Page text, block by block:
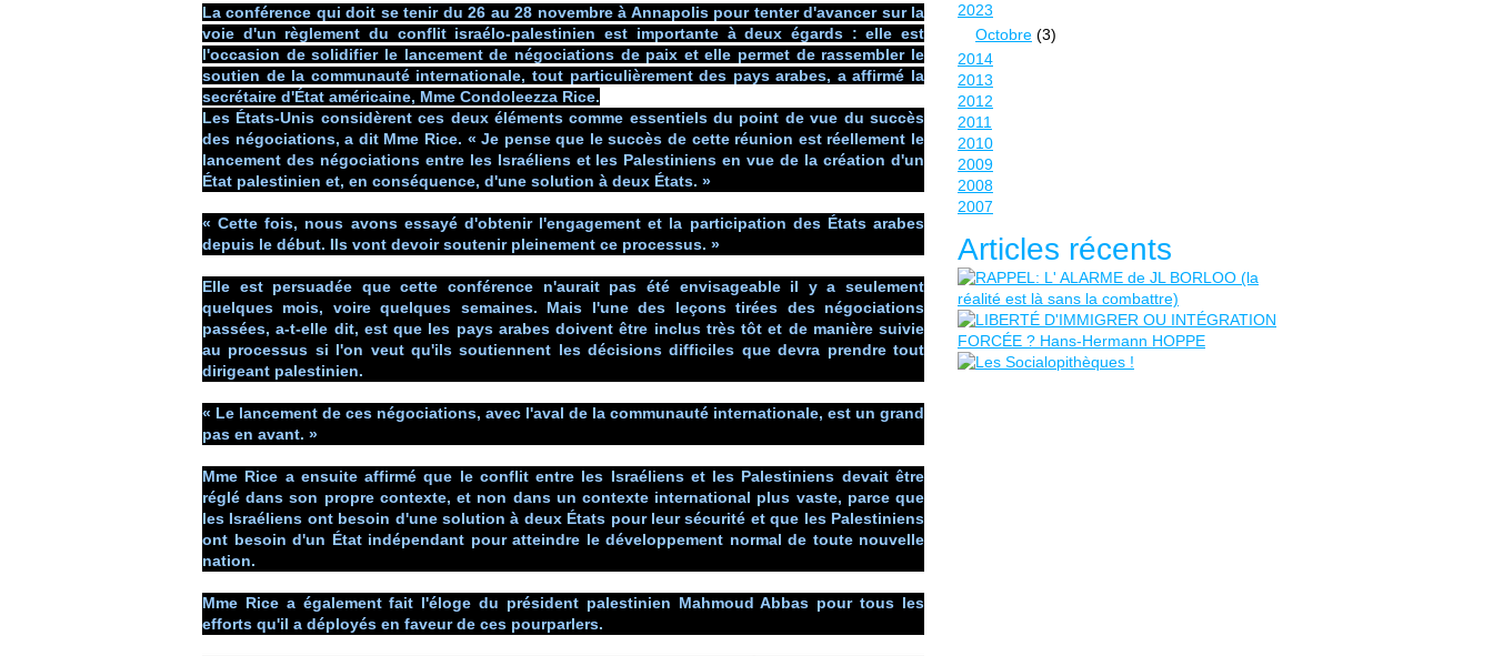
La conférence qui doit se tenir du 26 au 28 novembre à Annapolis pour tenter d'avancer sur la
voie d'un règlement du conflit israélo-palestinien est importante à deux égards : elle est
l'occasion de solidifier le lancement de négociations de paix et elle permet de rassembler le
soutien de la communauté internationale, tout particulièrement des pays arabes, a affirmé la
secrétaire d'État américaine, Mme Condoleezza Rice.
Les États-Unis considèrent ces deux éléments comme essentiels du point de vue du succès
des négociations, a dit Mme Rice. « Je pense que le succès de cette réunion est réellement le
lancement des négociations entre les Israéliens et les Palestiniens en vue de la création d'un
État palestinien et, en conséquence, d'une solution à deux États. »
« Cette fois, nous avons essayé d'obtenir l'engagement et la participation des États arabes
depuis le début. Ils vont devoir soutenir pleinement ce processus. »
Elle est persuadée que cette conférence n'aurait pas été envisageable il y a seulement
quelques mois, voire quelques semaines. Mais l'une des leçons tirées des négociations
passées, a-t-elle dit, est que les pays arabes doivent être inclus très tôt et de manière suivie
au processus si l'on veut qu'ils soutiennent les décisions difficiles que devra prendre tout
dirigeant palestinien.
« Le lancement de ces négociations, avec l'aval de la communauté internationale, est un grand
pas en avant. »
Mme Rice a ensuite affirmé que le conflit entre les Israéliens et les Palestiniens devait être
réglé dans son propre contexte, et non dans un contexte international plus vaste, parce que
les Israéliens ont besoin d'une solution à deux États pour leur sécurité et que les Palestiniens
ont besoin d'un État indépendant pour atteindre le développement normal de toute nouvelle
nation.
Mme Rice a également fait l'éloge du président palestinien Mahmoud Abbas pour tous les
efforts qu'il a déployés en faveur de ces pourparlers.
2023
Octobre (3)
2014
2013
2012
2011
2010
2009
2008
2007
Articles récents